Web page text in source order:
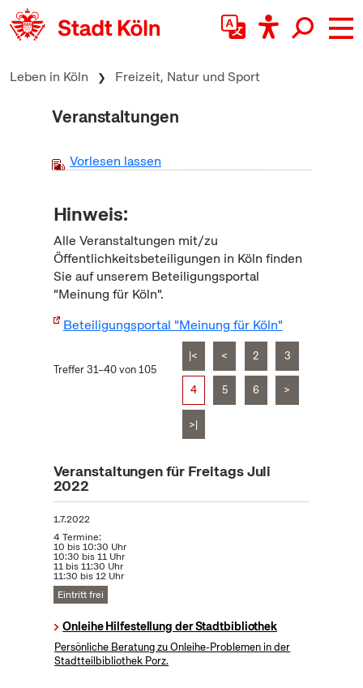
zum Inhalt springen
Leben in Köln Freizeit, Natur und Sport
Veranstaltungen
Vorlesen lassen
Hinweis:
Alle Veranstaltungen mit/zu
Öffentlichkeitsbeteiligungen in Köln finden
Sie auf unserem Beteiligungsportal
"Meinung für Köln".
Beteiligungsportal "Meinung für Köln"
Treffer 31–40 von 105
|< < 2 3
4 5 6 >
>|
Veranstaltungen für Freitags Juli
2022
1.7.2022
4 Termine:
10 bis 10:30 Uhr
10:30 bis 11 Uhr
11 bis 11:30 Uhr
11:30 bis 12 Uhr
Eintritt frei
Onleihe Hilfestellung der Stadtbibliothek
Persönliche Beratung zu Onleihe-Problemen in der
Stadtteilbibliothek Porz.